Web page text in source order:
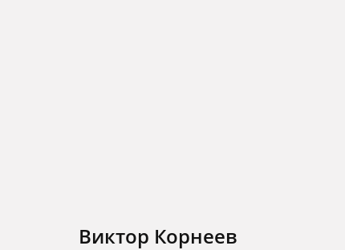
Виктор Корнеев